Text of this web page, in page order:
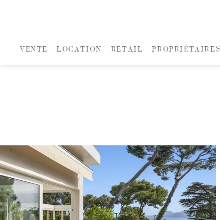
VENTE LOCATION RETAIL